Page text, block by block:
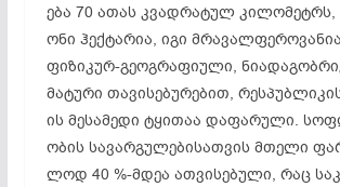
ე­ბა 70 ათ­ას კვად­რა­ტულ
ო­ნი ჰექ­ტა­რია, იგი
ფი­ზი­კურ-გე­ოგ­რა­ფი­უ­ლი,
მა­ტუ­რი თა­ვი­სე­ბუ­რე­ბით,
ის მე­სა­მე­დი ტყი­თაა და­ფა­რუ­ლი.
ობ­ის სა­ვარ­გუ­ლე­ბი­სათ­ვის მთე­ლი
ლოდ 40 %-მდეა ათ­ვი­სე­ბუ­ლი, რაც